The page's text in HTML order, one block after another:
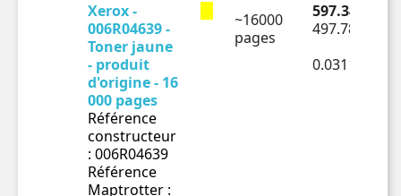
Xerox -
006R04639 -
Toner jaune
- produit
d'origine - 16
000 pages
Référence
constructeur
: 006R04639
Référence
Maptrotter :
~16000
pages
597.34 € TTC
497.78 € HT
0.03111€